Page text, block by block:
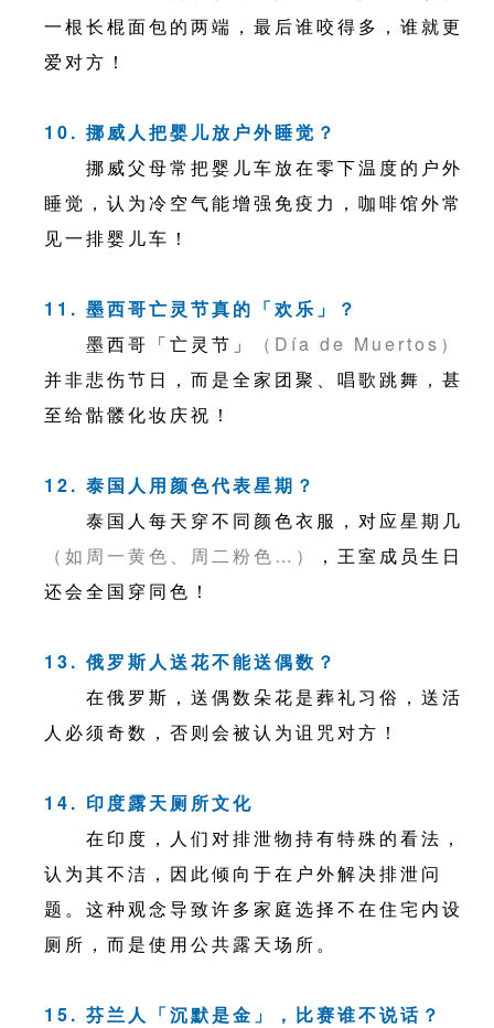
一根长棍面包的两端，最后谁咬得多，谁就更
爱对方！
10. 挪威人把婴儿放户外睡觉？
挪威父母常把婴儿车放在零下温度的户外
睡觉，认为冷空气能增强免疫力，咖啡馆外常
见一排婴儿车！
11. 墨西哥亡灵节真的「欢乐」？
墨西哥「亡灵节」
（Día de Muertos）
并非悲伤节日，而是全家团聚、唱歌跳舞，甚
至给骷髅化妆庆祝！
12. 泰国人用颜色代表星期？
泰国人每天穿不同颜色衣服，对应星期几
（如周一黄色、周二粉色…）
，王室成员生日
还会全国穿同色！
13. 俄罗斯人送花不能送偶数？
在俄罗斯，送偶数朵花是葬礼习俗，送活
人必须奇数，否则会被认为诅咒对方！
14. 印度露天厕所文化
在印度，人们对排泄物持有特殊的看法，
认为其不洁，因此倾向于在户外解决排泄问
题。这种观念导致许多家庭选择不在住宅内设
厕所，而是使用公共露天场所。
15. 芬兰人「沉默是金」，比赛谁不说话？